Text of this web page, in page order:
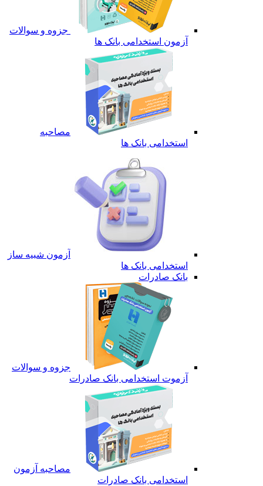
جزوه و سوالات
آزمون استخدامی بانک ها
مصاحبه
استخدامی بانک ها
آزمون شبیه ساز
استخدامی بانک ها
بانک صادرات
جزوه و سوالات
آزموت استخدامی بانک صادرات
مصاحبه آزمون
استخدامی بانک صادرات